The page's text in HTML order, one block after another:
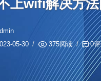
上wifi解决方
05-30
375阅读 0